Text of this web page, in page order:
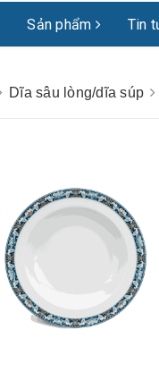
Sản phẩm Tin
Dĩa sâu lòng/dĩa súp